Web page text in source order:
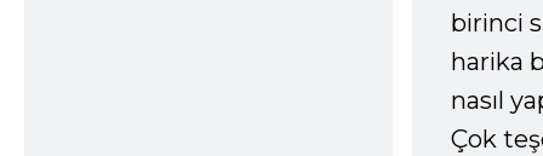
birinci
harika
nasıl
Çok